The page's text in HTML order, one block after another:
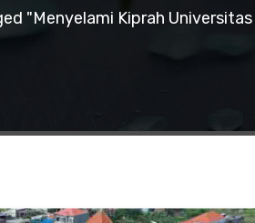
"Menyelami Kiprah